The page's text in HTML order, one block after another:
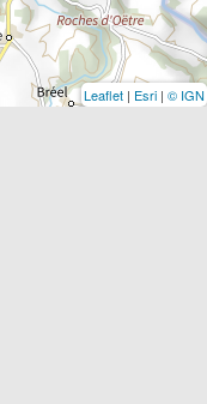
Leaflet | Esri | © IGN